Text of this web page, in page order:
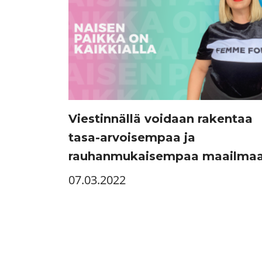
Viestinnällä voidaan rakentaa
tasa-arvoisempaa ja
rauhanmukaisempaa
07.03.2022